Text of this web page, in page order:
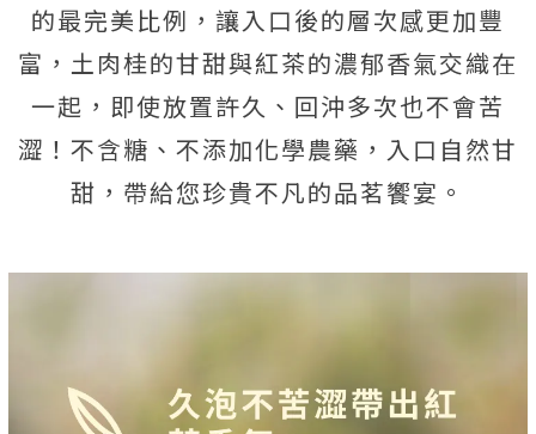
的最完美比例，讓入口後的層次感更加豐
富，土肉桂的甘甜與紅茶的濃郁香氣交織在
一起，即使放置許久、回沖多次也不會苦
澀！不含糖、不添加化學農藥，入口自然甘
甜，帶給您珍貴不凡的品茗饗宴。